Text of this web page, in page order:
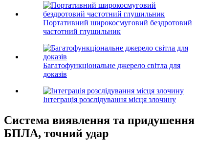
Портативний широкосмуговий бездротовий
частотний глушильник
Багатофункціональне джерело світла для
доказів
Інтеграція розслідування місця злочину
Система виявлення та придушення
БПЛА, точний удар